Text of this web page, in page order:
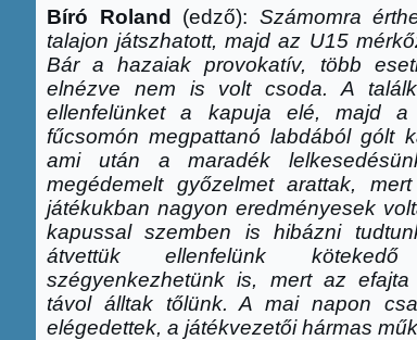
Bíró Roland (edző): Számomra
talajon játszhatott, majd az U15 mérkő
Bár a hazaiak provokatív, több
elnézve nem is volt csoda. A
ellenfelünket a kapuja elé, majd a
fűcsomón megpattanó labdából gólt
ami után a maradék
megédemelt győzelmet arattak,
játékukban nagyon eredményesek
kapussal szemben is hibázni
átvettük ellenfelünk kötekedő
szégyenkezhetünk is, mert az
távol álltak tőlünk. A mai napon
elégedettek, a játékvezetői hármas mű